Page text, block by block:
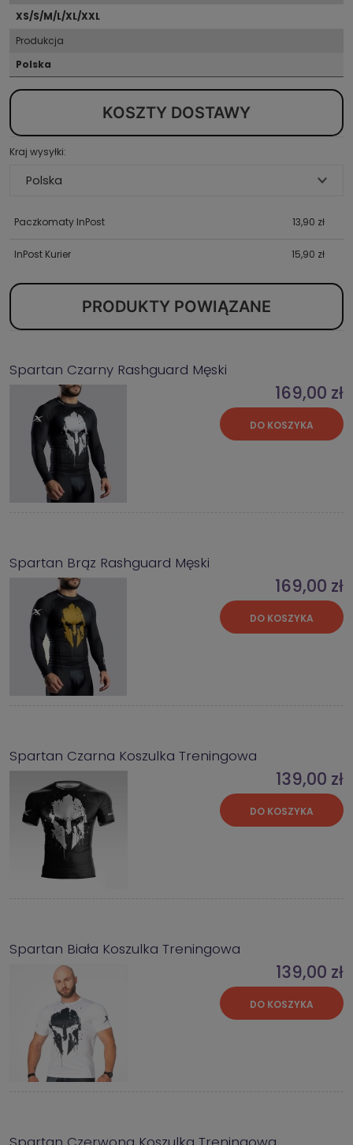
XS/S/M/L/XL/XXL
Produkcja
Polska
KOSZTY DOSTAWY
Kraj wysyłki:
Paczkomaty InPost 13,90 zł
InPost Kurier 15,90 zł
PRODUKTY POWIĄZANE
Spartan Czarny Rashguard Męski
169,00 zł
DO KOSZYKA
Spartan Brąz Rashguard Męski
169,00 zł
DO KOSZYKA
Spartan Czarna Koszulka Treningowa
139,00 zł
DO KOSZYKA
Spartan Biała Koszulka Treningowa
139,00 zł
DO KOSZYKA